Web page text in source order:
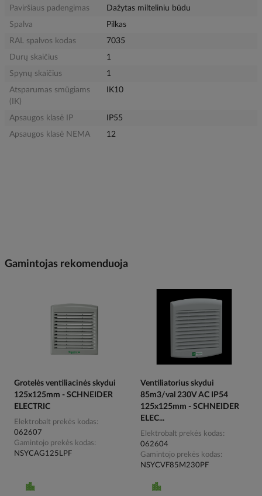
Paviršiaus padengimas
Dažytas milteliniu būdu
Spalva
Pilkas
RAL spalvos kodas
7035
Durų skaičius
1
Spynų skaičius
1
Atsparumas smūgiams
(IK)
IK10
Apsaugos klasė IP
IP55
Apsaugos klasė NEMA
12
Gamintojas rekomenduoja
Grotelės ventiliacinės skydui
125x125mm - SCHNEIDER
ELECTRIC
Elektrobalt prekės kodas
062607
Gamintojo prekės kodas
NSYCAG125LPF
Ventiliatorius skydui
85m3/val 230V AC IP54
125x125mm - SCHNEIDER
ELEC...
Elektrobalt prekės kodas
062604
Gamintojo prekės kodas
NSYCVF85M230PF